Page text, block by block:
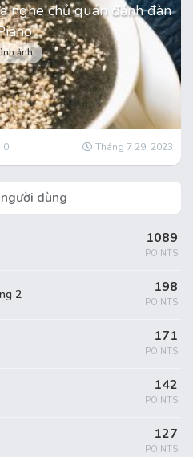
nghe chủ quán đánh đàn
ảnh
0 Tháng 7 29, 2023
dùng
1089
POINTS
2 198
POINTS
171
POINTS
142
POINTS
127
POINTS